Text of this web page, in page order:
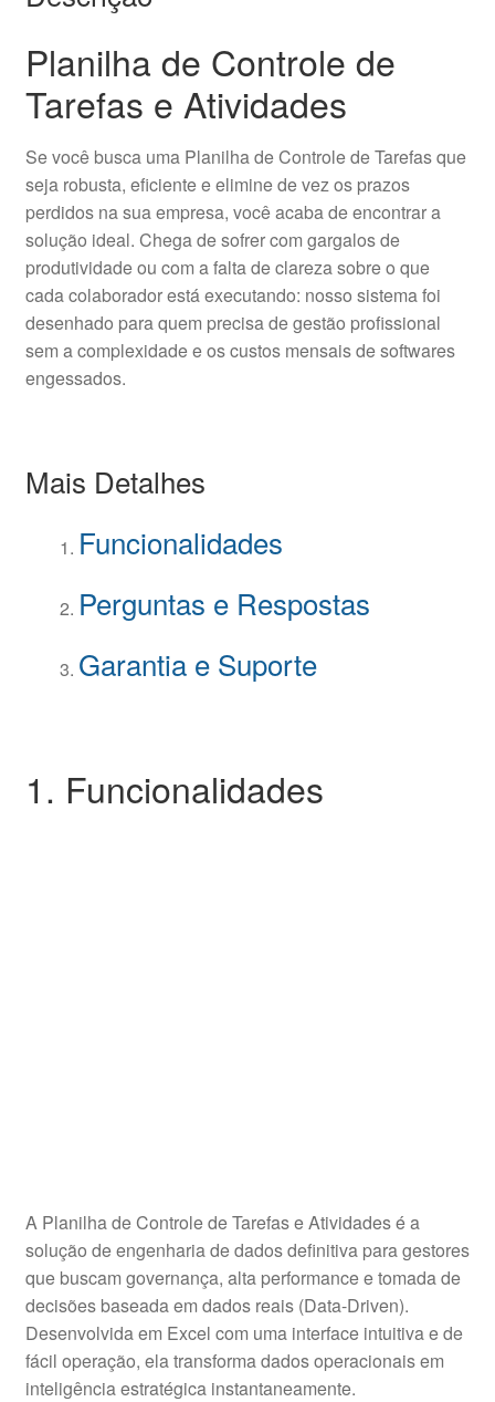
Planilha de Controle de
Tarefas e Atividades
Se você busca uma Planilha de Controle de Tarefas que
seja robusta, eficiente e elimine de vez os prazos
perdidos na sua empresa, você acaba de encontrar a
solução ideal. Chega de sofrer com gargalos de
produtividade ou com a falta de clareza sobre o que
cada colaborador está executando: nosso sistema foi
desenhado para quem precisa de gestão profissional
sem a complexidade e os custos mensais de softwares
engessados.
Mais Detalhes
Funcionalidades
Perguntas e Respostas
Garantia e Suporte
1. Funcionalidades
A Planilha de Controle de Tarefas e Atividades é a
solução de engenharia de dados definitiva para gestores
que buscam governança, alta performance e tomada de
decisões baseada em dados reais (Data-Driven).
Desenvolvida em Excel com uma interface intuitiva e de
fácil operação, ela transforma dados operacionais em
inteligência estratégica instantaneamente.